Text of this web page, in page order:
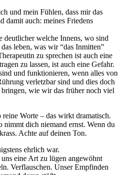
und mein Fühlen, dass mir das
damit auch: meines Friedens
deutlicher welche Innens, wo sind
leben, was wir “das Inmitten”
zu sprechen ist auch eine
zu lassen, ist auch eine Gefahr.
und funktionieren, wenn alles von
verletzbar sind und dies doch
wie wir das früher noch viel
Worte – das wirkt dramatisch.
nimmt dich niemand ernst. Wenn du
Achte auf deinen Ton.
ehrlich war.
eine Art zu lügen angewöhnt
Verflauschen. Unser Empfinden